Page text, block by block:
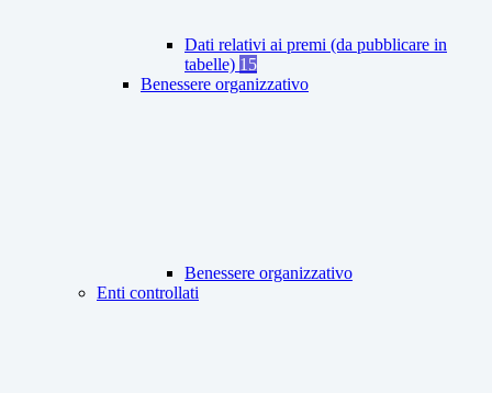
Dati relativi ai premi (da pubblicare in
tabelle) 15
Benessere organizzativo
Benessere organizzativo
Enti controllati